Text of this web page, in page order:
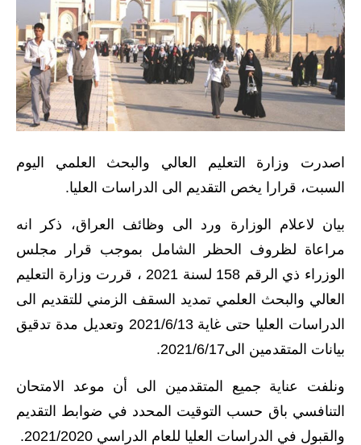
المنح المالية
قطع الاراضي
اخبار العراق
الاخبار السياسية
الاخبار الامنية
الاخبار الاقتصادية
الاخبار الرياضية
المدارس
اخبار وقرارات وزارة التربية
نتائج الامتحانات
المرحلة الابتدائية
المرحلة المتوسطة
اصدرت وزارة التعليم العالي والبحث العلمي اليوم
السبت، قرارا يخص التقديم الى الدراسات العليا.
بيان لاعلام الوزارة ورد الى وظائف العراق، ذكر انه
مراعاة لظروف الحظر الشامل بموجب قرار مجلس
الوزراء ذي الرقم 158 لسنة 2021 ، قررت وزارة التعليم
العالي والبحث العلمي تمديد السقف الزمني للتقديم الى
الدراسات العليا حتى غاية 2021/6/13 وتعديل مدة تدقيق
بيانات المتقدمين الى2021/6/17.
ونلفت عناية جميع المتقدمين الى أن موعد الامتحان
التنافسي باق حسب التوقيت المحدد في ضوابط التقديم
والقبول في الدراسات العليا للعام الدراسي 2021/2020.